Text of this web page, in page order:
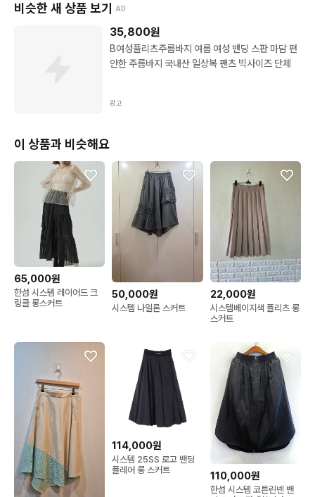
비슷한 새 상품 보기 AD
35,800원
B여성플리츠주름바지 여름 여성 밴딩 스판 마담 편
안한 주름바지 국내산 일상복 팬츠 빅사이즈 단체
광고
이 상품과 비슷해요
65,000원
한섬 시스템 레이어드 크
링클 롱스커트
50,000원
시스템 나일론 스커트
22,000원
시스템베이지색 플리츠 롱
스커트
114,000원
시스템 25SS 로고 밴딩
플레어 롱 스커트
110,000원
한섬 시스템 코튼린넨 밴